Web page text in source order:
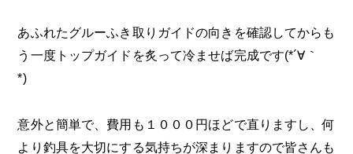
あふれたグルーふき取りガイドの向きを確認してからも
う一度トップガイドを炙って冷ませば完成です(*´∀｀
*)ゞ
意外と簡単で、費用も１０００円ほどで直りますし、何
より釣具を大切にする気持ちが深まりますので皆さんも